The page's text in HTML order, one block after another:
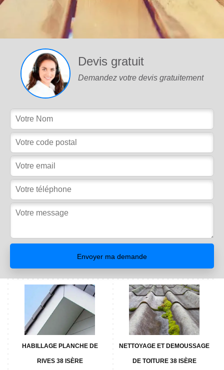
Devis gratuit
Demandez votre devis gratuitement
HABILLAGE PLANCHE DE
RIVES 38 ISÈRE
NETTOYAGE ET DEMOUSSAGE
DE TOITURE 38 ISÈRE